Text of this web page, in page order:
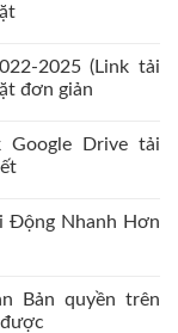
2025 (Link tải
đơn giản
Google Drive tải
Động Nhanh Hơn
Bản quyền trên